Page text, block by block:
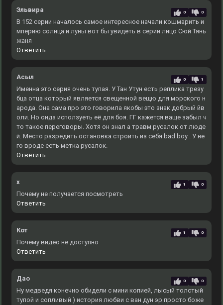
Эльвира 0 0
В 152 серии началось самое интересное начали кошмарить и
мперию солнца и луны вот бы увидеть в серии лицо Сюй Тянь
жаня
Ответить
Асыл 0 1
Именна это серия очень тупая. У Тан Утун есть реплика трезу
бца отца который является свещенной вещю для морского н
арода. Она сама про это говорила якобы это знак добрый йв
оли. Но онда исползуеть её для боя. ГГ кажется ваще забыл ч
то такое переговоры. Хотя он знал а травм русалок от люде
й. Место разредить остановка строить из себя bad boy . У не
го вроде есть метка русалок.
Ответить
x 1 0
Почему не получается посмотреть
Ответить
Кот 1 0
Почему видео не доступно
Ответить
Дао 0 0
Ну медведя конечно обидели с мини копией, лысый толстый
тупой и сопливый ) история любви с ван дун эр просто боже